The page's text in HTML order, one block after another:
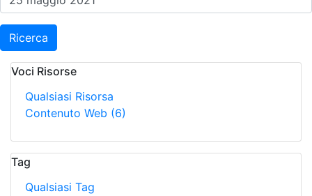
Ricerca
Voci Risorse
Qualsiasi Risorsa
Contenuto Web (6)
Tag
Qualsiasi Tag